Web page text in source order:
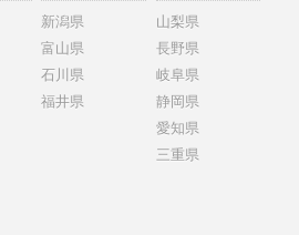
新潟県
富山県
石川県
福井県
山梨県
長野県
岐阜県
静岡県
愛知県
三重県